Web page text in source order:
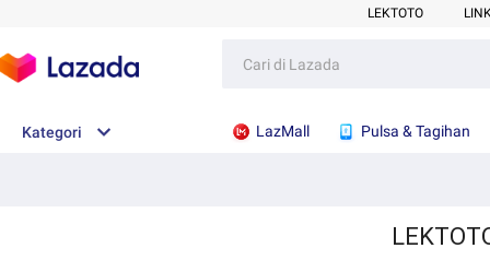
LEKTOTO
Kategori LazMall Pulsa & Tagihan